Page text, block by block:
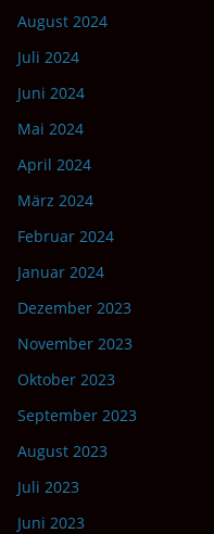
August 2024
Juli 2024
Juni 2024
Mai 2024
April 2024
März 2024
Februar 2024
Januar 2024
Dezember 2023
November 2023
Oktober 2023
September 2023
August 2023
Juli 2023
Juni 2023